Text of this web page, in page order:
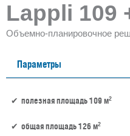
Lappli 109
Объемно-планировочное
Параметры
полезная площадь 109 м2
общая площадь 126 м2